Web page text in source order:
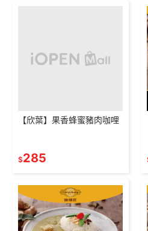
【欣葉】果香蜂蜜豬肉咖哩
$285